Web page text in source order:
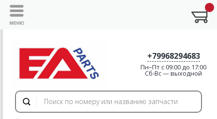
+79968294683
Пн–Пт с 09:00 до 17:00
Cб-Вс — выходной